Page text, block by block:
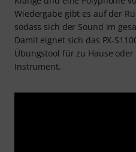
Wiedergabe gibt es auf der
sodass sich der Sound im
Damit eignet sich das PX-
Übungstool für zu Hause oder
Instrument.